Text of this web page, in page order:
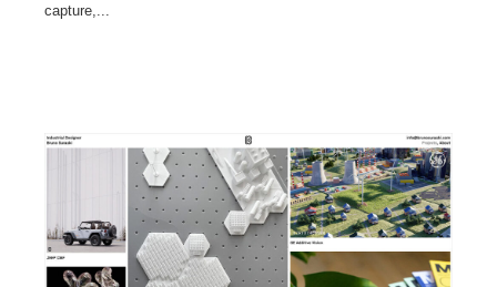
capture,...